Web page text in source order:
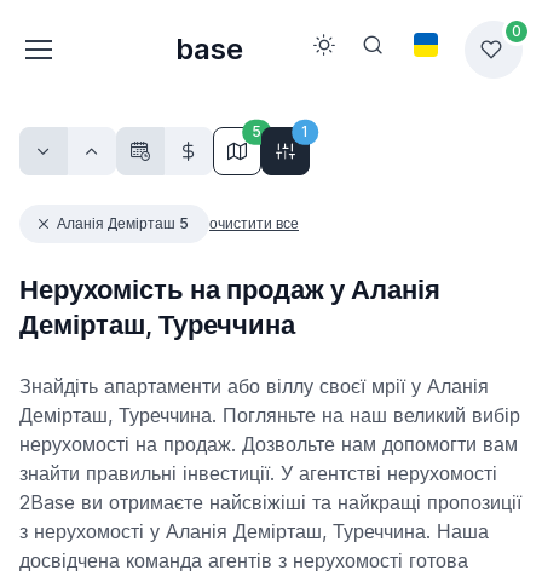
base
0
5 1
Аланія Демірташ 5 очистити все
Нерухомість на продаж у Аланія
Демірташ, Туреччина
Знайдіть апартаменти або віллу своєї мрії у Аланія
Демірташ, Туреччина. Погляньте на наш великий вибір
нерухомості на продаж. Дозвольте нам допомогти вам
знайти правильні інвестиції. У агентстві нерухомості
2Base ви отримаєте найсвіжіші та найкращі пропозиції
з нерухомості у Аланія Демірташ, Туреччина. Наша
досвідчена команда агентів з нерухомості готова